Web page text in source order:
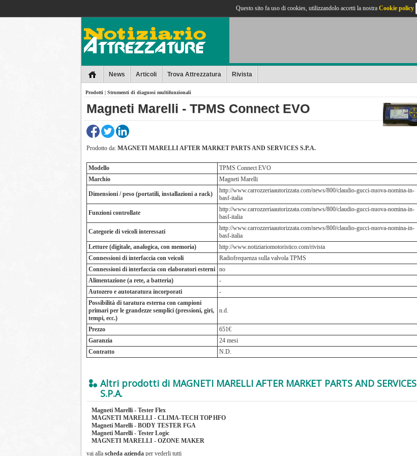
News Articoli Trova Attrezzatura Rivista
Prodotti | Strumenti di diagnosi multifunzionali
Magneti Marelli - TPMS Connect EVO
Prodotto da: MAGNETI MARELLI AFTER MARKET PARTS AND SERVICES S.P.A.
Modello
TPMS Connect EVO
Marchio
Magneti Marelli
Dimensioni / peso (portatili, installazioni a rack)
http://www.carrozzeriaautorizzata.com/news/800/claudio-gucci-nuova-nomina-in-
basf-italia
Funzioni controllate
http://www.carrozzeriaautorizzata.com/news/800/claudio-gucci-nuova-nomina-in-
basf-italia
Categorie di veicoli interessati
http://www.carrozzeriaautorizzata.com/news/800/claudio-gucci-nuova-nomina-in-
basf-italia
Letture (digitale, analogica, con memoria)
http://www.notiziariomotoristico.com/rivista
Connessioni di interfaccia con veicoli
Radiofrequenza sulla valvola TPMS
Connessioni di interfaccia con elaboratori esterni no
Alimentazione (a rete, a batteria)
-
Autozero e autotaratura incorporati
-
Possibilità di taratura esterna con campioni
primari per le grandezze semplici (pressioni, giri,
tempi, ecc.)
n.d.
Prezzo
651€
Garanzia
24 mesi
Contratto
N.D.
Altri prodotti di MAGNETI MARELLI AFTER MARKET PARTS AND SERVICES
S.P.A.
Magneti Marelli - Tester Flex
MAGNETI MARELLI - CLIMA-TECH TOP HFO
Magneti Marelli - BODY TESTER FGA
Magneti Marelli - Tester Logic
MAGNETI MARELLI - OZONE MAKER
vai alla scheda azienda per vederli tutti
Questo sito fa uso di cookies, utilizzandolo accetti la nostra Cookie policy